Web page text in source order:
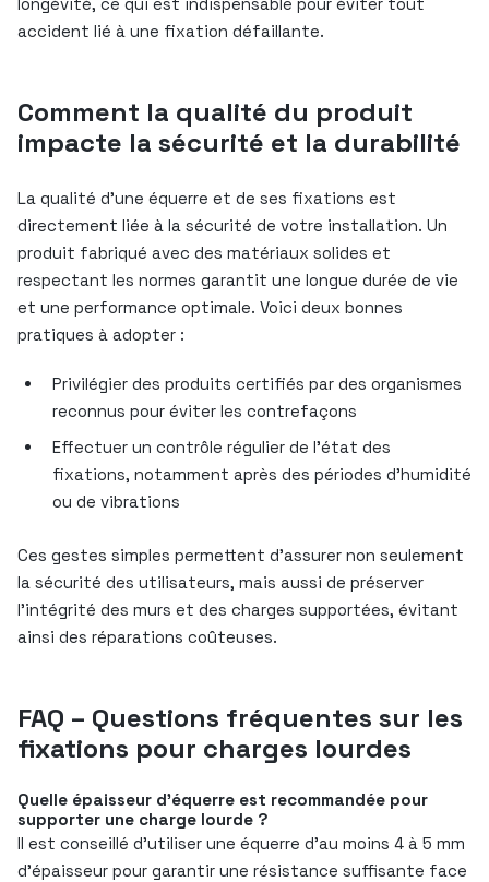
accident lié à une fixation défaillante.
Comment la qualité du produit
impacte la sécurité et la durabilité
La qualité d’une équerre et de ses fixations est
directement liée à la sécurité de votre installation. Un
produit fabriqué avec des matériaux solides et
respectant les normes garantit une longue durée de vie
et une performance optimale. Voici deux bonnes
pratiques à adopter :
Privilégier des produits certifiés par des organismes
reconnus pour éviter les contrefaçons
Effectuer un contrôle régulier de l’état des
fixations, notamment après des périodes d’humidité
ou de vibrations
Ces gestes simples permettent d’assurer non seulement
la sécurité des utilisateurs, mais aussi de préserver
l’intégrité des murs et des charges supportées, évitant
ainsi des réparations coûteuses.
FAQ – Questions fréquentes sur les
fixations pour charges lourdes
Quelle épaisseur d’équerre est recommandée pour
supporter une charge lourde ?
Il est conseillé d’utiliser une équerre d’au moins 4 à 5 mm
d’épaisseur pour garantir une résistance suffisante face